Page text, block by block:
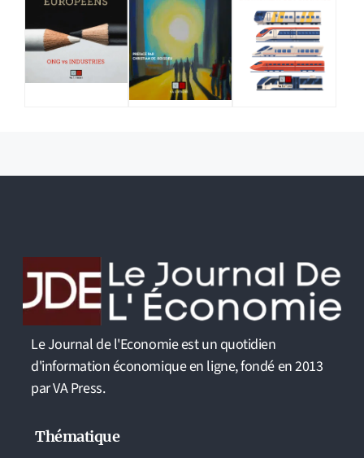
Le Journal de l'Economie est un quotidien
d'information économique en ligne, fondé en 2013
par VA Press.
Thématique